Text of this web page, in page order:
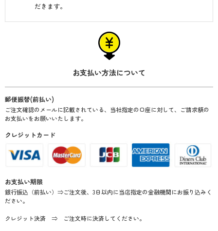
だきます。
お支払い方法について
郵便振替(前払い)
ご注文確認のメールに記載されている、当社指定の口座に対して、ご請求額の
お支払いをお願いいたします。
クレジットカード
お支払い期限
銀行振込（前払い）⇒ご注文後、3日以内に当店指定の金融機関にお振り込みく
ださい。
クレジット決済 ⇒ ご注文時に決済してください。